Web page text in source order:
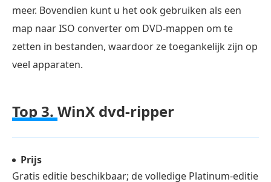
meer. Bovendien kunt u het ook gebruiken als een
map naar ISO converter om DVD-mappen om te
zetten in bestanden, waardoor ze toegankelijk zijn op
veel apparaten.
Top 3. WinX dvd-ripper
Prijs
Gratis editie beschikbaar; de volledige Platinum-editie